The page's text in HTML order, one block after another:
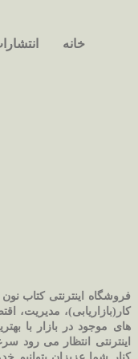
خانه
فروشگاه اینترنتی کتاب
کار(بازاریابی)، مدیریت،
های موجود در بازار با
اینترنتی انتظار می رود